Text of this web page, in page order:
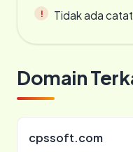
Tidak ada
Domain
cpssoft.com